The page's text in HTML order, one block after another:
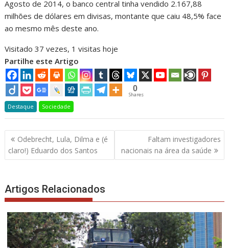
Agosto de 2014, o banco central tinha vendido 2.167,88
milhões de dólares em divisas, montante que caiu 48,5% face
ao mesmo mês deste ano.
Visitado 37 vezes, 1 visitas hoje
Partilhe este Artigo
0
Shares
Destaque Sociedade
Navegação
de
artigos
Odebrecht, Lula, Dilma e (é
claro!) Eduardo dos Santos
Faltam investigadores
nacionais na área da saúde
Artigos Relacionados